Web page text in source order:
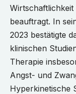
Wirtschaftlichkeit
beauftragt. In
2023 bestätigte
klinischen
Therapie
Angst- und
Hyperkinetische